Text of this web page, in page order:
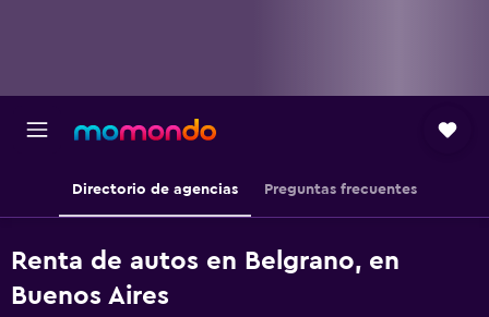
Directorio de agencias Preguntas frecuentes
Renta de autos en Belgrano, en
Buenos Aires